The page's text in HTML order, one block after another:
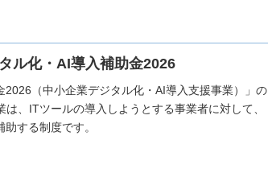
ル化・AI導入補助金2026
2026（中小企業デジタル化・AI導入支援事業）」の
、ITツールの導入しようとする事業者に対して、
する制度です。